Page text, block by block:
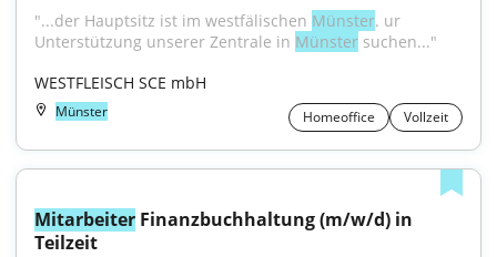
"...der Hauptsitz ist im westfälischen Münster. ur
Unterstützung unserer Zentrale in Münster suchen..."
WESTFLEISCH SCE mbH
Münster Homeoffice Vollzeit
Mitarbeiter Finanzbuchhaltung (m/w/d) in
Teilzeit